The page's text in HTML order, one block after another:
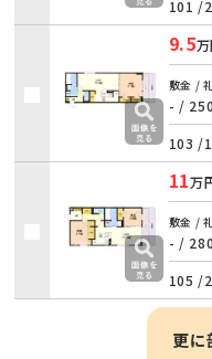
101 /
9.5
敷金 /
- /
103 /
11万
敷金 /
- /
105 /
更に